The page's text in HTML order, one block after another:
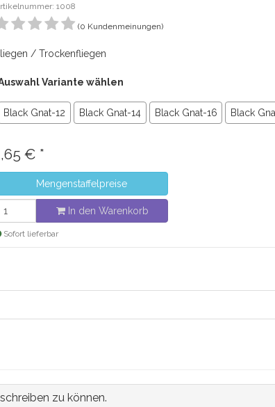
1008
(0 Kundenmeinungen)
/ Trockenfliegen
Variante wählen
Black Gnat-12 Black Gnat-14 Black Gnat-16 Black
€ *
Mengenstaffelpreise
In den Warenkorb
Sofort lieferbar
zu können.